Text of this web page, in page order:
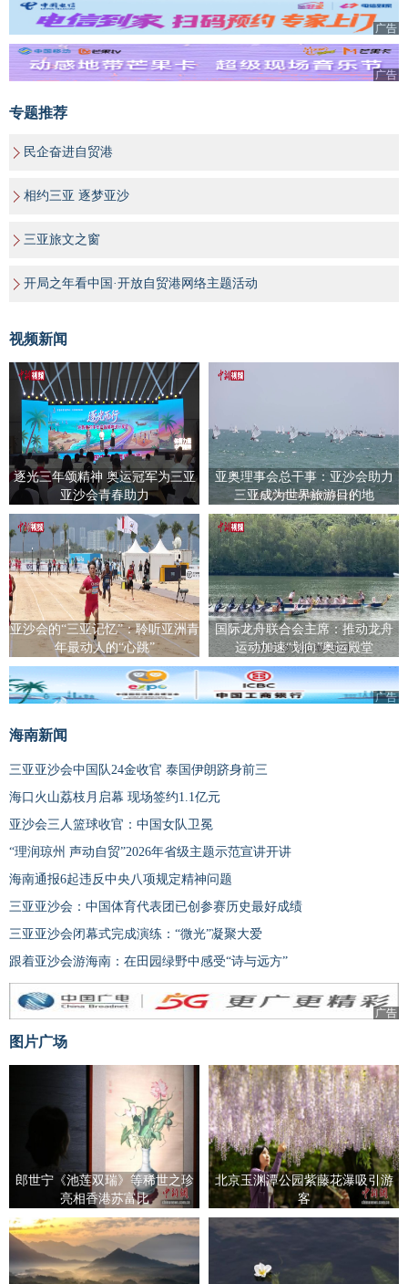
广告
广告
专题推荐
民企奋进自贸港
相约三亚 逐梦亚沙
三亚旅文之窗
开局之年看中国·开放自贸港网络主题活动
视频新闻
逐光三年颂精神 奥运冠军为三亚
亚沙会青春助力
亚奥理事会总干事：亚沙会助力
三亚成为世界旅游目的地
亚沙会的“三亚记忆”：聆听亚洲青
年最动人的“心跳”
国际龙舟联合会主席：推动龙舟
运动加速“划向”奥运殿堂
广告
海南新闻
三亚亚沙会中国队24金收官 泰国伊朗跻身前三
海口火山荔枝月启幕 现场签约1.1亿元
亚沙会三人篮球收官：中国女队卫冕
“理润琼州 声动自贸”2026年省级主题示范宣讲开讲
海南通报6起违反中央八项规定精神问题
三亚亚沙会：中国体育代表团已创参赛历史最好成绩
三亚亚沙会闭幕式完成演练：“微光”凝聚大爱
跟着亚沙会游海南：在田园绿野中感受“诗与远方”
广告
图片广场
郎世宁《池莲双瑞》等稀世之珍
亮相香港苏富比
北京玉渊潭公园紫藤花瀑吸引游
客